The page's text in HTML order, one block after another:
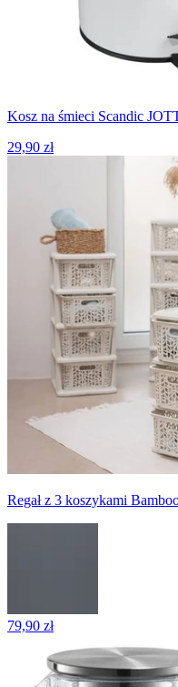
Kosz na śmieci Scandic
29,90 zł
Regał z 3 koszykami
79,90 zł